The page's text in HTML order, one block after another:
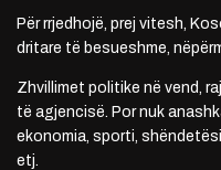
Për rrjedhojë, prej vitesh,
dritare të besueshme,
Zhvillimet politike në vend,
të agjencisë. Por nuk
ekonomia, sporti,
etj.